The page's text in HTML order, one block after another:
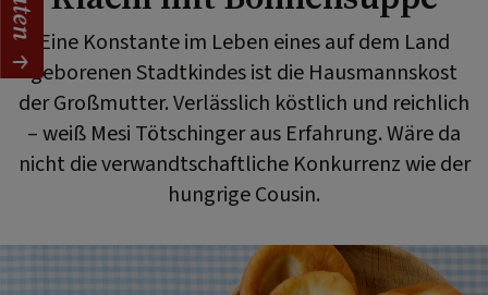
Eine Konstante im Leben eines auf dem Land
geborenen Stadtkindes ist die Hausmannskost
der Großmutter. Verlässlich köstlich und reichlich
– weiß Mesi Tötschinger aus Erfahrung. Wäre da
nicht die verwandtschaftliche Konkurrenz wie der
hungrige Cousin.